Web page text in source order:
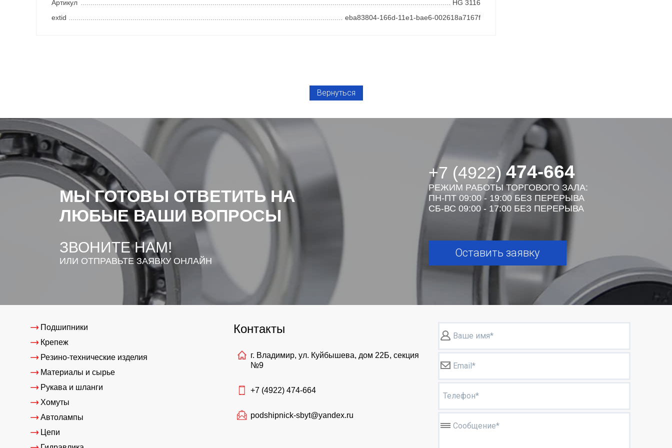
Артикул
HG 3116
extid
eba83804-166d-11e1-bae6-002618a7167f
Вернуться
МЫ ГОТОВЫ ОТВЕТИТЬ НА
ЛЮБЫЕ ВАШИ ВОПРОСЫ
ЗВОНИТЕ НАМ!
ИЛИ ОТПРАВЬТЕ ЗАЯВКУ ОНЛАЙН
+7 (4922)474-664
РЕЖИМ РАБОТЫ ТОРГОВОГО ЗАЛА:
ПН-ПТ 09:00 - 19:00 БЕЗ ПЕРЕРЫВА
СБ-ВС 09:00 - 17:00 БЕЗ ПЕРЕРЫВА
Оставить заявку
Подшипники
Крепеж
Резино-технические изделия
Материалы и сырье
Рукава и шланги
Хомуты
Автолампы
Цепи
Контакты
г. Владимир, ул. Куйбышева, дом 22Б, секция
№9
+7 (4922) 474-664
podshipnick-sbyt@yandex.ru
Ваше имя*
Email*
Телефон*
Сообщение*